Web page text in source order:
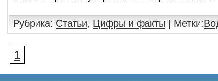
Рубрика: Статьи, Цифры и факты | Метки:
1